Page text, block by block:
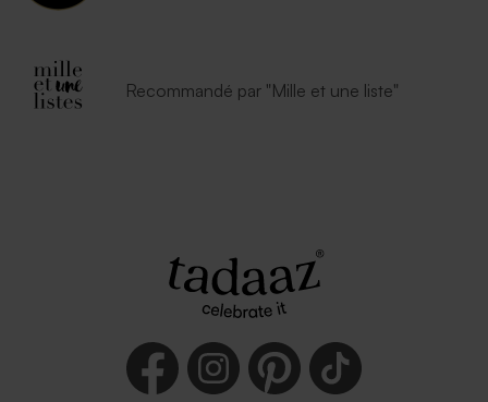
Enveloppe blanche
autocollante
Recommandé par "Mille et une liste"